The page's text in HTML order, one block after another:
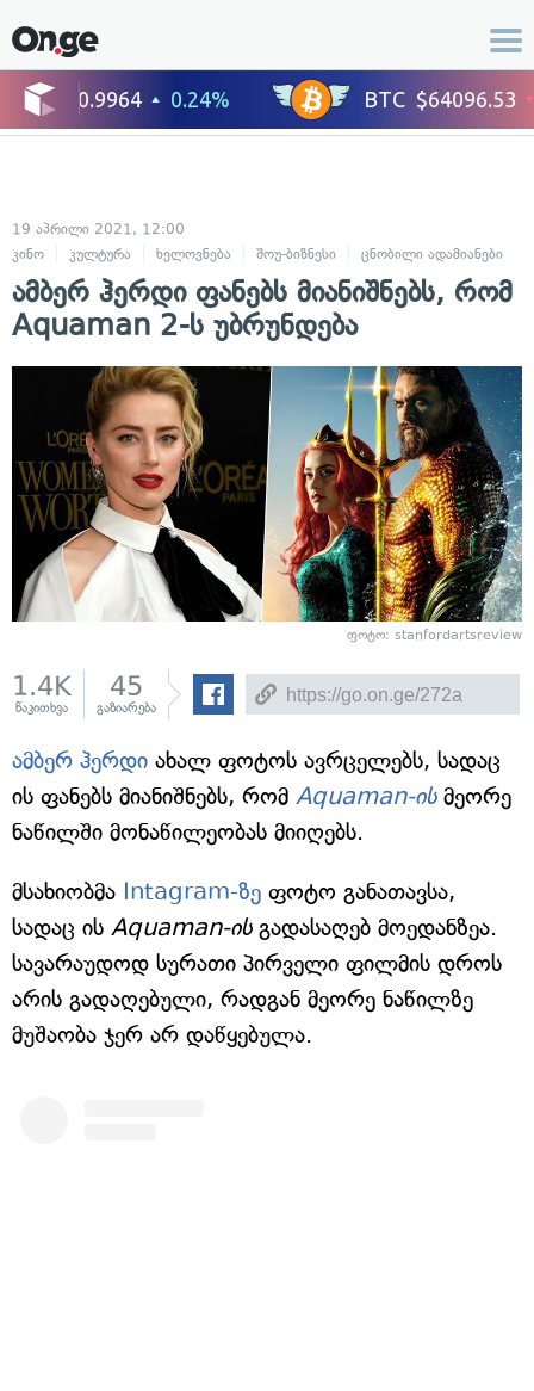
19 აპრილი 2021, 12:00
კინო
კულტურა ხელოვნება შოუ-ბიზნესი ცნობილი ადამიანები
ამბერ ჰერდი ფანებს მიანიშნებს, რომ
Aquaman 2-ს უბრუნდება
ფოტო: stanfordartsreview
1.4K
წაკითხვა
45
გაზიარება
ამბერ ჰერდი ახალ ფოტოს ავრცელებს, სადაც
ის ფანებს მიანიშნებს, რომ Aquaman-ისმეორე
ნაწილში მონაწილეობას მიიღებს.
მსახიობმა Intagram-ზე ფოტო განათავსა,
სადაც ის Aquaman-ისგადასაღებ მოედანზეა.
სავარაუდოდ სურათი პირველი ფილმის დროს
არის გადაღებული, რადგან მეორე ნაწილზე
მუშაობა ჯერ არ დაწყებულა.